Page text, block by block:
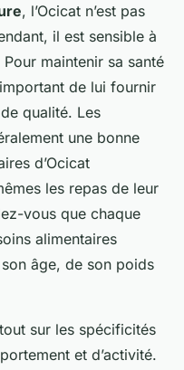
, l’Ocicat n’est pas
il est sensible à
maintenir sa santé
de lui fournir
qualité. Les
une bonne
d’Ocicat
les repas de leur
vous que chaque
alimentaires
âge, de son poids
sur les spécificités
et d’activité.